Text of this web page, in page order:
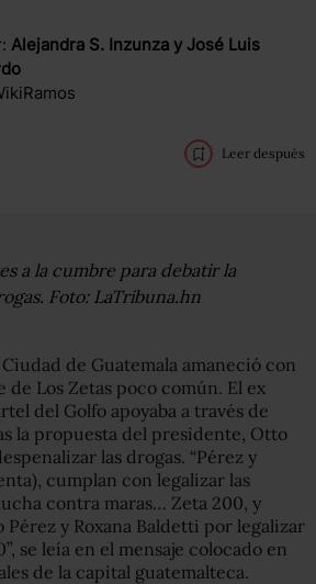
Alejandra S. Inzunza y José Luis
Leer después
a la cumbre para debatir la
Foto: LaTribuna.hn
de Guatemala amaneció con
de Los Zetas poco común. El ex
del Golfo apoyaba a través de
la propuesta del presidente, Otto
las drogas. “Pérez y
cumplan con legalizar las
contra maras… Zeta 200, y
Pérez y Roxana Baldetti por legalizar
se leía en el mensaje colocado en
de la capital guatemalteca.